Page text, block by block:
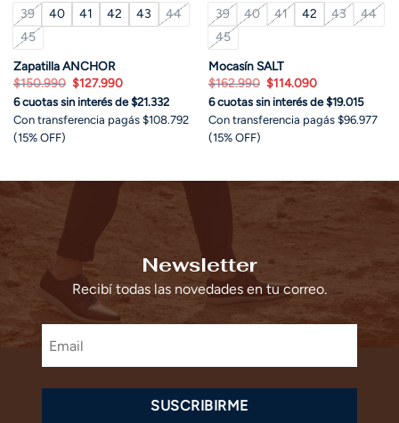
39 40 41 42 43
44
45
Zapatilla ANCHOR
$150.990 El
precio
original
era:
$150.990.
$127.990El
precio
actual
es:
$127.990.
6 cuotas sin interés de $21.332
Con transferencia pagás $108.792
(15% OFF)
39 40 41 42 43
44
45
Mocasín SALT
$162.990 El
precio
original
era:
$162.990.
$114.090El
precio
actual
es:
$114.090.
6 cuotas sin interés de $19.015
Con transferencia pagás $96.977
(15% OFF)
Newsletter
Recibí todas las novedades en tu correo.
SUSCRIBIRME